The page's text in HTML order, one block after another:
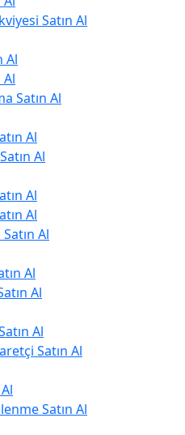
Satın Al
Al
Al
Satın Al
Al
Al
Al
Al
Al
Al
Al
Al
Satın Al
Satın Al